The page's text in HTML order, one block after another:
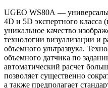
UGEO WS80A —
4D и 5D экспертного класса
уникальное качество
технологии визуализации и
объемного ультразвука.
объемного датчика по
автоматический расчет
позволяет существенно
а также предполагает